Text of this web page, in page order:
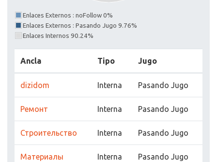
Enlaces Externos : noFollow 0%
Enlaces Externos : Pasando Jugo 9.76%
Enlaces Internos 90.24%
Ancla Tipo Jugo
dizidom Interna Pasando Jugo
Ремонт Interna Pasando Jugo
Строительство Interna Pasando Jugo
Материалы Interna Pasando Jugo